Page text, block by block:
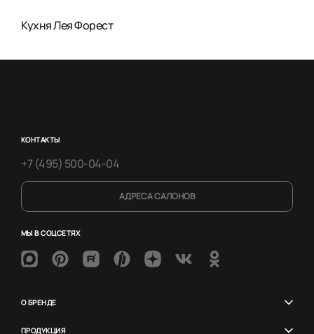
Кухня Лея Форест
КОНТАКТЫ
+7 (495) 500-04-04
АДРЕСА САЛОНОВ
МЫ В СОЦСЕТЯХ
О БРЕНДЕ
ПРОДУКЦИЯ